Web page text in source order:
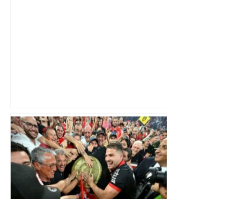
4,6 tonnes de tabac, 4,2 tonnes de
drogues, 400.000 euros… La direction
des douanes de Toulouse dresse un
bilan de ses saisies en 2025 – CNews